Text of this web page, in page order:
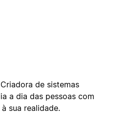
de sistemas
a dia das pessoas com
sua realidade.